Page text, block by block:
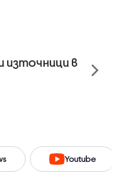
източници в
Youtube